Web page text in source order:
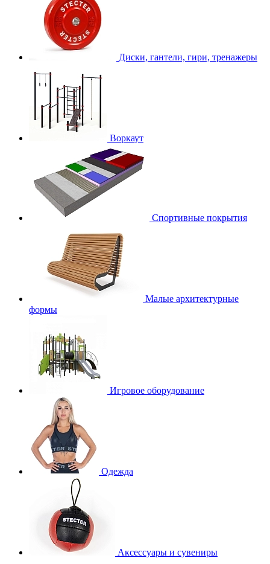
Диски, гантели, гири, тренажеры
Воркаут
Спортивные покрытия
Малые архитектурные
формы
Игровое оборудование
Одежда
Аксессуары и сувениры